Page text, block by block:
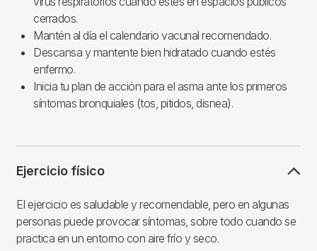
cerrados.
Mantén al día el calendario vacunal recomendado.
Descansa y mantente bien hidratado cuando estés
enfermo.
Inicia tu plan de acción para el asma ante los primeros
síntomas bronquiales (tos, pitidos, disnea).
Ejercicio físico
El ejercicio es saludable y recomendable, pero en algunas
personas puede provocar síntomas, sobre todo cuando se
practica en un entorno con aire frío y seco.